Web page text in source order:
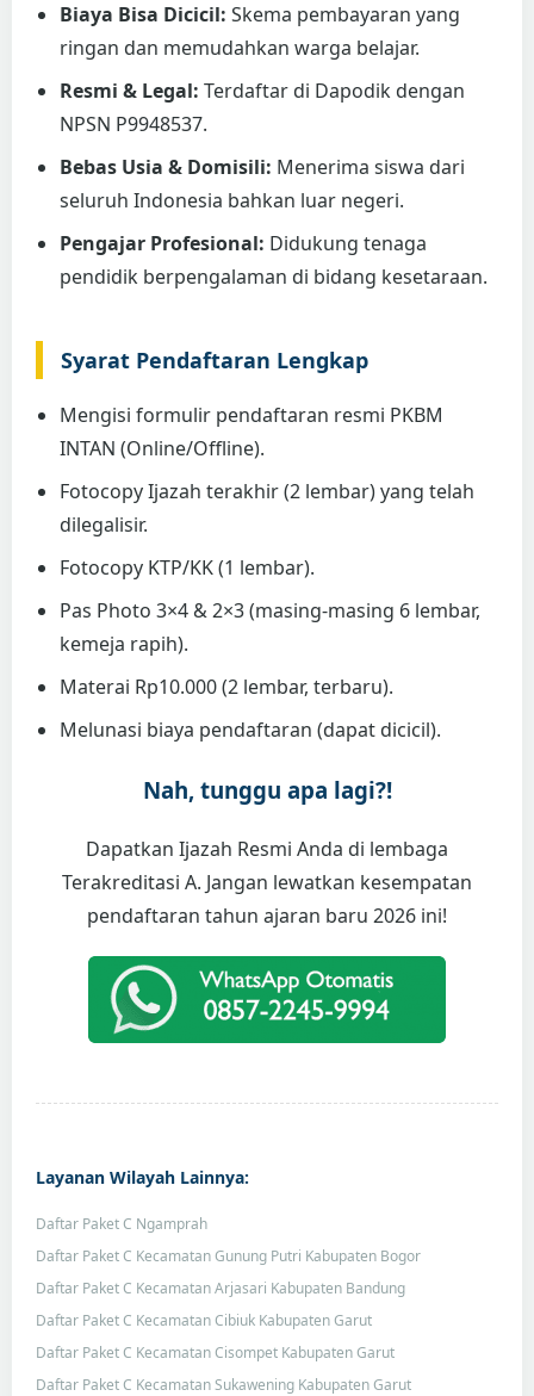
Biaya Bisa Dicicil: Skema pembayaran yang
ringan dan memudahkan warga belajar.
Resmi & Legal: Terdaftar di Dapodik dengan
NPSN P9948537.
Bebas Usia & Domisili: Menerima siswa dari
seluruh Indonesia bahkan luar negeri.
Pengajar Profesional: Didukung tenaga
pendidik berpengalaman di bidang kesetaraan.
Syarat Pendaftaran Lengkap
Mengisi formulir pendaftaran resmi PKBM
INTAN (Online/Offline).
Fotocopy Ijazah terakhir (2 lembar) yang telah
dilegalisir.
Fotocopy KTP/KK (1 lembar).
Pas Photo 3×4 & 2×3 (masing-masing 6 lembar,
kemeja rapih).
Materai Rp10.000 (2 lembar, terbaru).
Melunasi biaya pendaftaran (dapat dicicil).
Nah, tunggu apa lagi?!
Dapatkan Ijazah Resmi Anda di lembaga
Terakreditasi A. Jangan lewatkan kesempatan
pendaftaran tahun ajaran baru 2026 ini!
Layanan Wilayah Lainnya:
Daftar Paket C Ngamprah
Daftar Paket C Kecamatan Gunung Putri Kabupaten Bogor
Daftar Paket C Kecamatan Arjasari Kabupaten Bandung
Daftar Paket C Kecamatan Cibiuk Kabupaten Garut
Daftar Paket C Kecamatan Cisompet Kabupaten Garut
Daftar Paket C Kecamatan Sukawening Kabupaten Garut